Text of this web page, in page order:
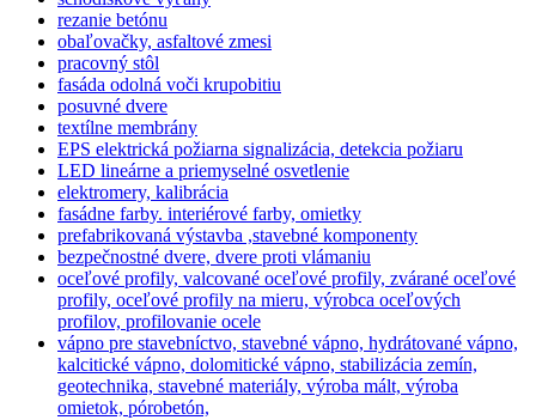
rezanie betónu
obaľovačky, asfaltové zmesi
pracovný stôl
fasáda odolná voči krupobitiu
posuvné dvere
textílne membrány
EPS elektrická požiarna signalizácia, detekcia požiaru
LED lineárne a priemyselné osvetlenie
elektromery, kalibrácia
fasádne farby. interiérové farby, omietky
prefabrikovaná výstavba ,stavebné komponenty
bezpečnostné dvere, dvere proti vlámaniu
oceľové profily, valcované oceľové profily, zvárané oceľové
profily, oceľové profily na mieru, výrobca oceľových
profilov, profilovanie ocele
vápno pre stavebníctvo, stavebné vápno, hydrátované vápno,
kalcitické vápno, dolomitické vápno, stabilizácia zemín,
geotechnika, stavebné materiály, výroba mált, výroba
omietok, pórobetón,